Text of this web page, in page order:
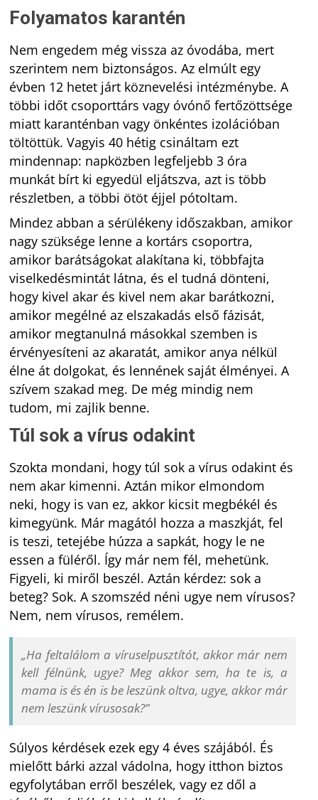
Folyamatos karantén
Nem engedem még vissza az óvodába, mert
szerintem nem biztonságos. Az elmúlt egy
évben 12 hetet járt köznevelési intézménybe. A
többi időt csoporttárs vagy óvónő fertőzöttsége
miatt karanténban vagy önkéntes izolációban
töltöttük. Vagyis 40 hétig csináltam ezt
mindennap: napközben legfeljebb 3 óra
munkát bírt ki egyedül eljátszva, azt is több
részletben, a többi ötöt éjjel pótoltam.
Mindez abban a sérülékeny időszakban, amikor
nagy szüksége lenne a kortárs csoportra,
amikor barátságokat alakítana ki, többfajta
viselkedésmintát látna, és el tudná dönteni,
hogy kivel akar és kivel nem akar barátkozni,
amikor megélné az elszakadás első fázisát,
amikor megtanulná másokkal szemben is
érvényesíteni az akaratát, amikor anya nélkül
élne át dolgokat, és lennének saját élményei. A
szívem szakad meg. De még mindig nem
tudom, mi zajlik benne.
Túl sok a vírus odakint
Szokta mondani, hogy túl sok a vírus odakint és
nem akar kimenni. Aztán mikor elmondom
neki, hogy is van ez, akkor kicsit megbékél és
kimegyünk. Már magától hozza a maszkját, fel
is teszi, tetejébe húzza a sapkát, hogy le ne
essen a füléről. Így már nem fél, mehetünk.
Figyeli, ki miről beszél. Aztán kérdez: sok a
beteg? Sok. A szomszéd néni ugye nem vírusos?
Nem, nem vírusos, remélem.
„Ha feltalálom a víruselpusztítót, akkor már nem
kell félnünk, ugye? Meg akkor sem, ha te is, a
mama is és én is be leszünk oltva, ugye, akkor már
nem leszünk vírusosak?”
Súlyos kérdések ezek egy 4 éves szájából. És
mielőtt bárki azzal vádolna, hogy itthon biztos
egyfolytában erről beszélek, vagy ez dől a